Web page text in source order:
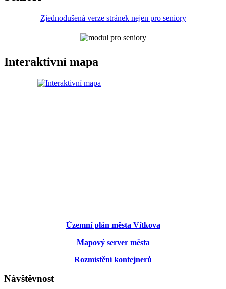
Zjednodušená verze stránek nejen pro seniory
Interaktivní mapa
Územní plán města Vítkova
Mapový server města
Rozmístění kontejnerů
Návštěvnost